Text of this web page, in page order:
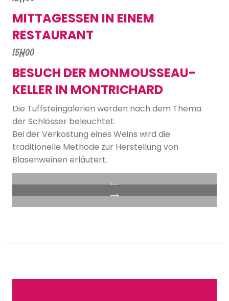
MITTAGESSEN IN EINEM
RESTAURANT
15H00
BESUCH DER MONMOUSSEAU-
KELLER IN MONTRICHARD
Die Tuffsteingalerien werden nach dem Thema
der Schlösser beleuchtet.
Bei der Verkostung eines Weins wird die
traditionelle Methode zur Herstellung von
Blasenweinen erläutert.